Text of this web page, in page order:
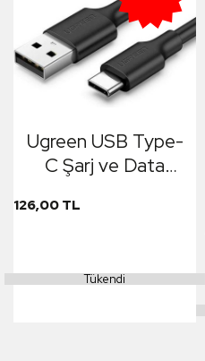
Ugreen USB Type-
C Şarj ve Data
126,00 TL
Tükendi